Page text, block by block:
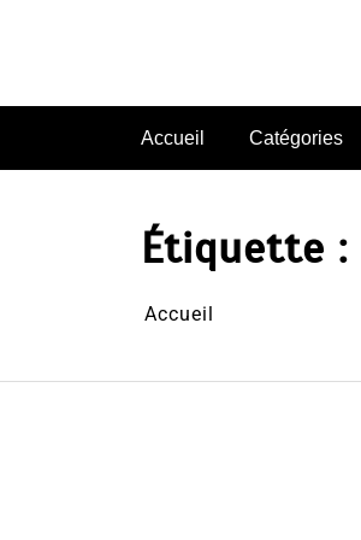
Accueil Catégories
Étiquette :
Accueil